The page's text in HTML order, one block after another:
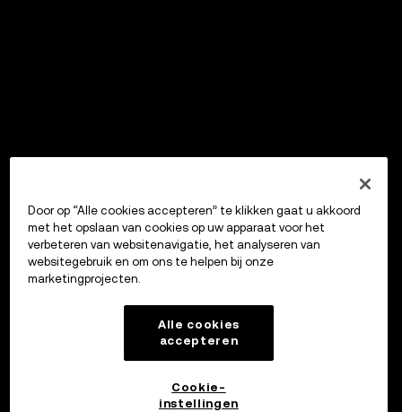
Door op “Alle cookies accepteren” te klikken gaat u akkoord
met het opslaan van cookies op uw apparaat voor het
verbeteren van websitenavigatie, het analyseren van
websitegebruik en om ons te helpen bij onze
marketingprojecten.
Alle cookies
accepteren
Cookie-
instellingen